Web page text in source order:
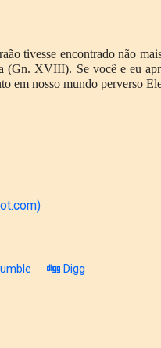
tivesse encontrado não
(Gn. XVIII). Se você e eu
em nosso mundo perverso
Digg